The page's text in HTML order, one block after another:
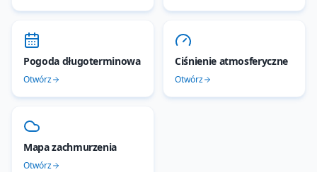
Pogoda długoterminowa
Otwórz
Ciśnienie atmosferyczne
Otwórz
Mapa zachmurzenia
Otwórz